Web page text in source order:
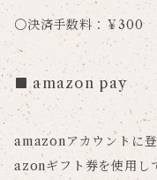
〇決済手数料：￥300
amazon pay
amazonアカウントに
azonギフト券を使用し